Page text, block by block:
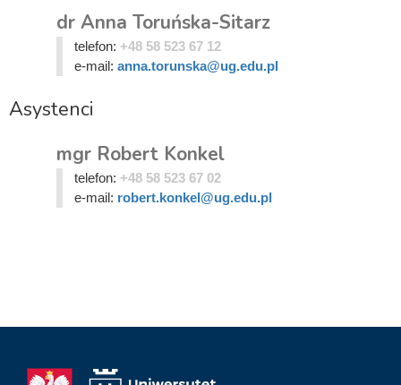
dr Anna Toruńska-Sitarz
telefon: +48 58 523 67 12
e-mail: anna.torunska@ug.edu.pl
Asystenci
mgr Robert Konkel
telefon: +48 58 523 67 02
e-mail: robert.konkel@ug.edu.pl